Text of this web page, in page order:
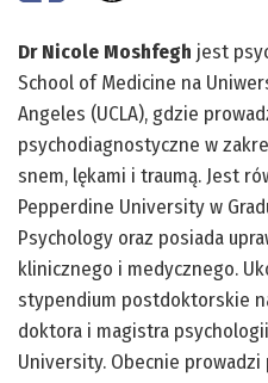
Dr Nicole Moshfegh jest
School of Medicine na
Angeles (UCLA), gdzie
psychodiagnostyczne w
snem, lękami i traumą. Jest
Pepperdine University w
Psychology oraz posiada
klinicznego i medycznego.
stypendium postdoktorskie
doktora i magistra
University. Obecnie